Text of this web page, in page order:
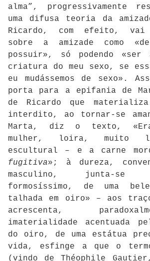
alma”, progressivamente
uma difusa teoria da
Ricardo, com efeito, vai
sobre a amizade como
possuir», só podendo «ser
criatura do meu sexo, se
eu mudássemos de sexo».
porta para a epifania de
de Ricardo que
interdito, ao tornar-se
Marta, diz o texto,
mulher, loira, muito
escultural – e a carne
fugitiva»; à dureza,
masculino, junta-
formosíssimo, de uma
talhada em oiro» – aos
acrescenta,
imaterialidade acentuada
do oiro, de uma estátua
vida, esfinge a que o termo
(vindo de Théophile